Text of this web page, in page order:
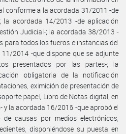
conforme a la acordada 31/2011 -de
la acordada 14/2013 -de aplicación
Judicial-; la acordada 38/2013 -
para todos los fueros e instancias del
2014 -que dispone que se adjunte
presentados por las partes-; la
obligatoria de la notificación
eximición de presentación de
papel, Libro de Notas digital, en
y la acordada 16/2016 -que aprobó el
causas por medios electrónicos,
disponiéndose su puesta en